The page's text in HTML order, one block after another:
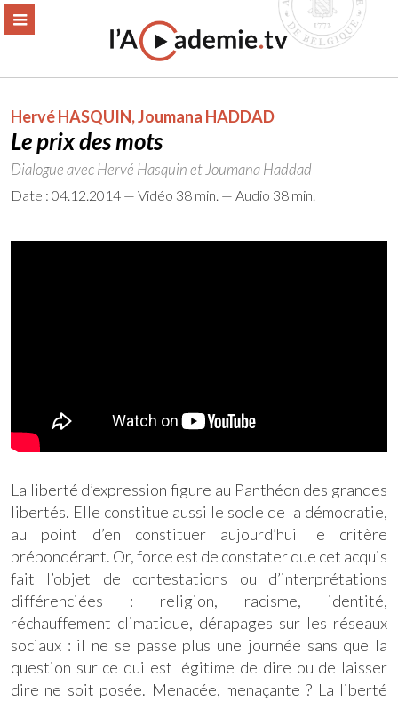
Aller
MENU
Hervé HASQUIN,Joumana HADDAD
Le prix des mots
Dialogue avec Hervé Hasquin et Joumana Haddad
Date : 04.12.2014 — Vidéo 38 min. — Audio 38 min.
La liberté d’expression figure au Panthéon des grandes
libertés. Elle constitue aussi le socle de la démocratie,
au point d’en constituer aujourd’hui le critère
prépondérant. Or, force est de constater que cet acquis
fait l’objet de contestations ou d’interprétations
différenciées : religion, racisme, identité,
réchauffement climatique, dérapages sur les réseaux
sociaux : il ne se passe plus une journée sans que la
question sur ce qui est légitime de dire ou de laisser
dire ne soit posée. Menacée, menaçante ? La liberté